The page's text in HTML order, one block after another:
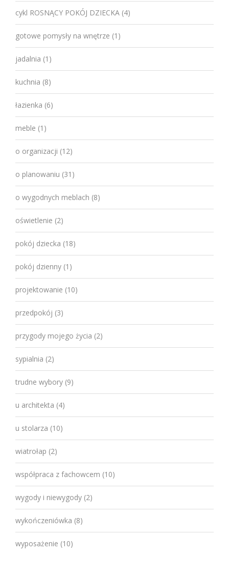
cykl ROSNĄCY POKÓJ DZIECKA (4)
gotowe pomysły na wnętrze (1)
jadalnia (1)
kuchnia (8)
łazienka (6)
meble (1)
o organizacji (12)
o planowaniu (31)
o wygodnych meblach (8)
oświetlenie (2)
pokój dziecka (18)
pokój dzienny (1)
projektowanie (10)
przedpokój (3)
przygody mojego życia (2)
sypialnia (2)
trudne wybory (9)
u architekta (4)
u stolarza (10)
wiatrołap (2)
współpraca z fachowcem (10)
wygody i niewygody (2)
wykończeniówka (8)
wyposażenie (10)